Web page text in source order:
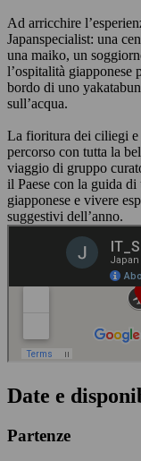
Ad arricchire
Japanspecialist: una
una maiko, un
l’ospitalità giapponese
bordo di uno
sull’acqua.
La fioritura dei ciliegi e
percorso con tutta la
viaggio di gruppo
il Paese con la guida
giapponese e vivere
suggestivi dell’anno.
Date e
Partenze